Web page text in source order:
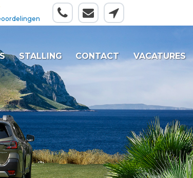
STALLING CONTACT VACATURES